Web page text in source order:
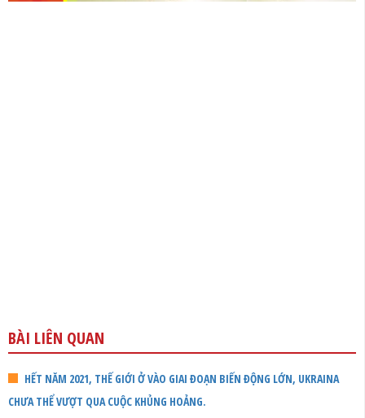
BÀI LIÊN QUAN
HẾT NĂM 2021, THẾ GIỚI Ở VÀO GIAI ĐOẠN BIẾN ĐỘNG LỚN, UKRAINA
CHƯA THỂ VƯỢT QUA CUỘC KHỦNG HOẢNG.